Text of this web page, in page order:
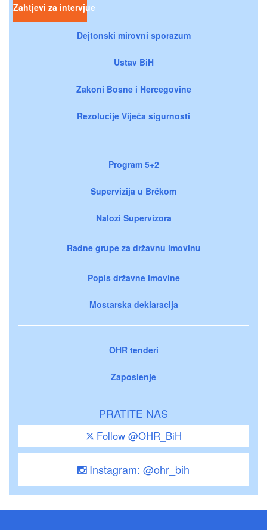
Zahtjevi za intervjue
Dejtonski mirovni sporazum
Ustav BiH
Zakoni Bosne i Hercegovine
Rezolucije Vijeća sigurnosti
Program 5+2
Supervizija u Brčkom
Nalozi Supervizora
Radne grupe za državnu imovinu
Popis državne imovine
Mostarska deklaracija
OHR tenderi
Zaposlenje
PRATITE NAS
Follow @OHR_BiH
Instagram: @ohr_bih